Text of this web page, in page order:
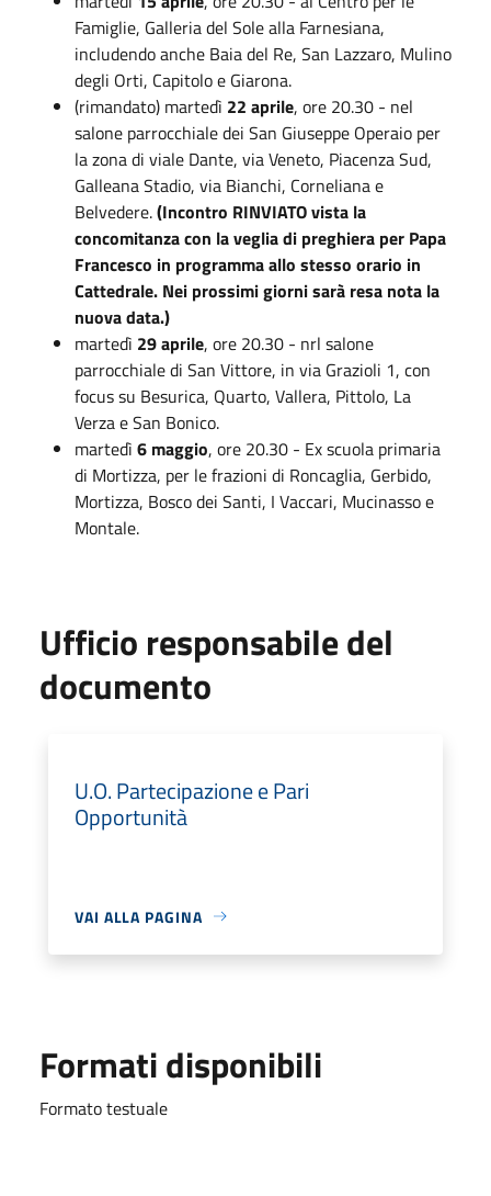
Famiglie, Galleria del Sole alla Farnesiana,
includendo anche Baia del Re, San Lazzaro, Mulino
degli Orti, Capitolo e Giarona.
(rimandato) martedì 22 aprile, ore 20.30 - nel
salone parrocchiale dei San Giuseppe Operaio per
la zona di viale Dante, via Veneto, Piacenza Sud,
Galleana Stadio, via Bianchi, Corneliana e
Belvedere.(Incontro RINVIATOvista la
concomitanza con la veglia di preghiera per Papa
Francesco in programma allo stesso orario in
Cattedrale. Nei prossimi giorni sarà resa nota la
nuova data.)
martedì 29 aprile, ore 20.30 - nrl salone
parrocchiale di San Vittore, in via Grazioli 1, con
focus su Besurica, Quarto, Vallera, Pittolo, La
Verza e San Bonico.
martedì 6 maggio, ore 20.30 - Ex scuola primaria
di Mortizza, per le frazioni di Roncaglia, Gerbido,
Mortizza, Bosco dei Santi, I Vaccari, Mucinasso e
Montale.
Ufficio responsabile del
documento
U.O. Partecipazione e Pari
Opportunità
VAI ALLA PAGINA
Formati disponibili
Formato testuale